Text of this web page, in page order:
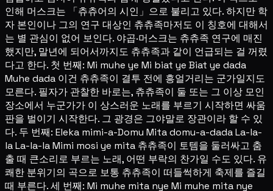
인해 머스크는 「츄츄어의 시인」으로 불리고 있다. 하지만 학
자 본인이나 그의 연구 대상인 츄츄족마저도 이 칭호에 대해서
는 별 관심이 없어 보인다. 야곱·머스크는 츄츄족 연구에 매진
했지만, 말년에 되어서까지도 츄츄족과 같이 언급되는 걸 꺼렸
다고 한다. 첫 번째: Mi muhe ye Mi biat ye Biat ye dada
Muhe dada 이건 츄츄족이 결투 전에 흥얼거리는 군가일지도
모른다. 필자가 관찰한 바로는, 츄츄족이 둘 또는 그 이상 모인
장소에서 누군가가 이 상스러운 노래를 부르기 시작하면 싸움
판을 벌이기 시작한다. 그 광경은 그야말로 장관이라 할 수 있
다. 두 번째: Eleka mimi-a-Domu Mita domu-a-dada La-la-
la La-la-la Mimi mosi ye mita 츄츄족이 토템을 둘러싸고 춤
출 때 큰소리로 부르는 노래, 어떤 부락의 찬가일 수도 있다. 유
쾌한 분위기의 곡으로 보통 츄츄족이 떠들썩하게 축제를 즐길
때 부른다. 세 번째: Mi muhe mita nye Mi muhe mita nye